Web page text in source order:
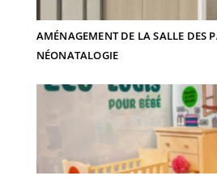
AMÉNAGEMENT DE LA SALLE DES
NÉONATALOGIE